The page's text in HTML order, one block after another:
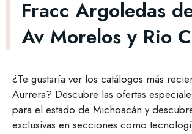
Fracc Argoledas
Av Morelos y Rio
¿Te gustaría ver los catálogos más
Aurrera? Descubre las ofertas
para el estado de Michoacán y
exclusivas en secciones como